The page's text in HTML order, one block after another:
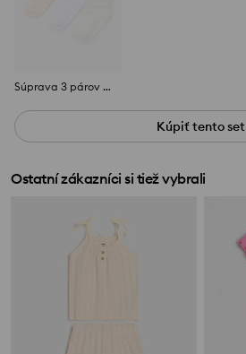
Súprava 3 párov detských ponožiek
Kúpiť tento set
Ostatní zákazníci si tiež vybrali